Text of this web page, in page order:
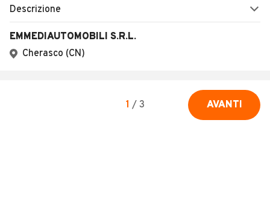
Descrizione
EMMEDIAUTOMOBILI S.R.L.
Cherasco (CN)
1 / 3 AVANTI